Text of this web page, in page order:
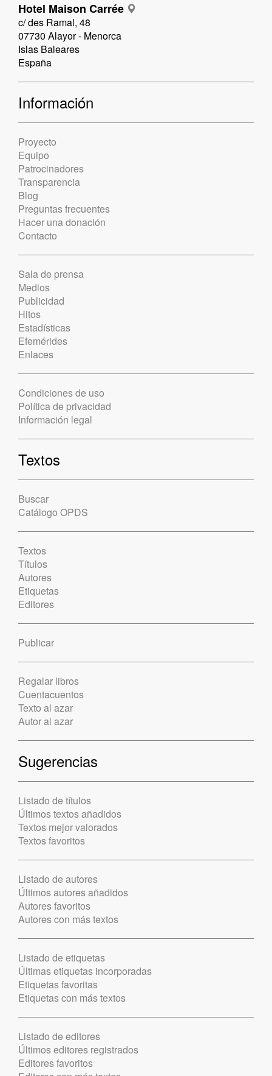
Hotel Maison Carrée
c/ des Ramal, 48
07730 Alayor - Menorca
Islas Baleares
España
Información
Proyecto
Equipo
Patrocinadores
Transparencia
Blog
Preguntas frecuentes
Hacer una donación
Contacto
Sala de prensa
Medios
Publicidad
Hitos
Estadísticas
Efemérides
Enlaces
Condiciones de uso
Política de privacidad
Información legal
Textos
Buscar
Catálogo OPDS
Textos
Títulos
Autores
Etiquetas
Editores
Publicar
Regalar libros
Cuentacuentos
Texto al azar
Autor al azar
Sugerencias
Listado de títulos
Últimos textos añadidos
Textos mejor valorados
Textos favoritos
Listado de autores
Últimos autores añadidos
Autores favoritos
Autores con más textos
Listado de etiquetas
Últimas etiquetas incorporadas
Etiquetas favoritas
Etiquetas con más textos
Listado de editores
Últimos editores registrados
Editores favoritos